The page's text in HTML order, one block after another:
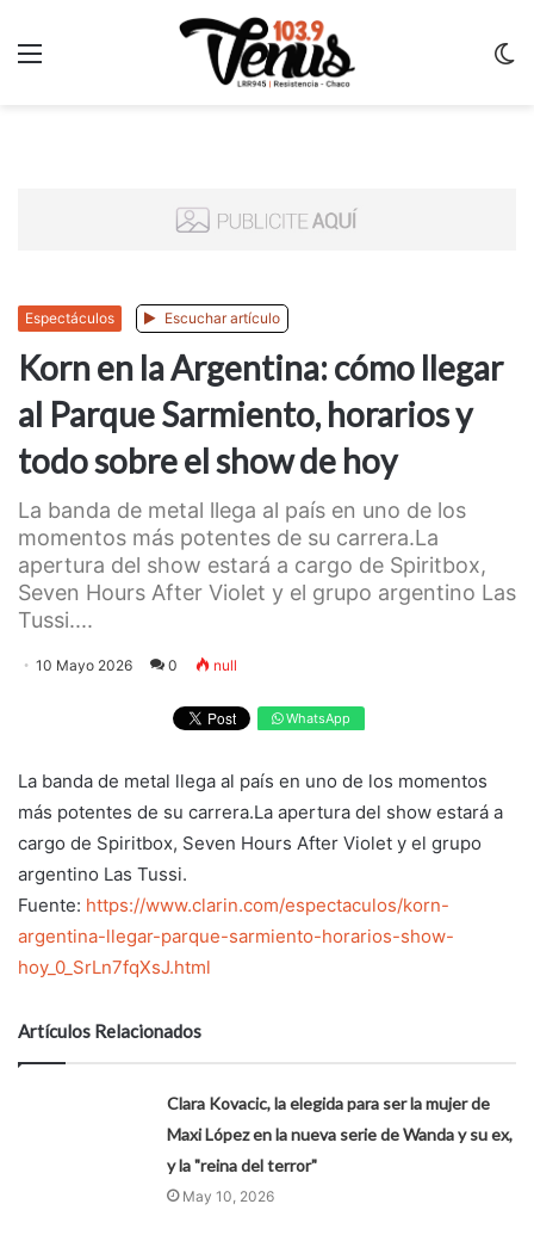
Espectáculos Escuchar artículo
Korn en la Argentina: cómo llegar
al Parque Sarmiento, horarios y
todo sobre el show de hoy
La banda de metal llega al país en uno de los
momentos más potentes de su carrera.La
apertura del show estará a cargo de Spiritbox,
Seven Hours After Violet y el grupo argentino Las
Tussi....
10 Mayo 2026 0 null
WhatsApp
La banda de metal llega al país en uno de los momentos
más potentes de su carrera.La apertura del show estará a
cargo de Spiritbox, Seven Hours After Violet y el grupo
argentino Las Tussi.
Fuente: https://www.clarin.com/espectaculos/korn-
argentina-llegar-parque-sarmiento-horarios-show-
hoy_0_SrLn7fqXsJ.html
Artículos Relacionados
Clara Kovacic, la elegida para ser la mujer de
Maxi López en la nueva serie de Wanda y su ex,
y la "reina del terror"
May 10, 2026